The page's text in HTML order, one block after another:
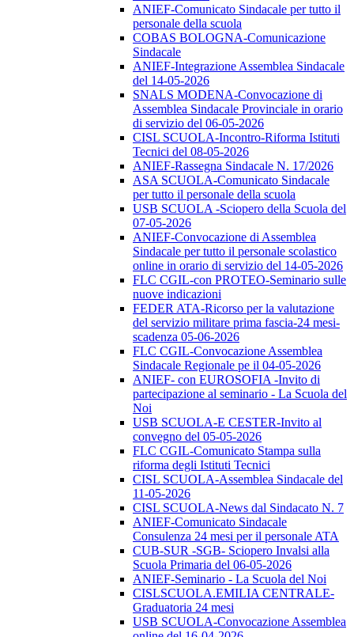
ANIEF-Comunicato Sindacale per tutto il
personale della scuola
COBAS BOLOGNA-Comunicazione
Sindacale
ANIEF-Integrazione Assemblea Sindacale
del 14-05-2026
SNALS MODENA-Convocazione di
Assemblea Sindacale Provinciale in orario
di servizio del 06-05-2026
CISL SCUOLA-Incontro-Riforma Istituti
Tecnici del 08-05-2026
ANIEF-Rassegna Sindacale N. 17/2026
ASA SCUOLA-Comunicato Sindacale
per tutto il personale della scuola
USB SCUOLA -Sciopero della Scuola del
07-05-2026
ANIEF-Convocazione di Assemblea
Sindacale per tutto il personale scolastico
online in orario di servizio del 14-05-2026
FLC CGIL-con PROTEO-Seminario sulle
nuove indicazioni
FEDER ATA-Ricorso per la valutazione
del servizio militare prima fascia-24 mesi-
scadenza 05-06-2026
FLC CGIL-Convocazione Assemblea
Sindacale Regionale pe il 04-05-2026
ANIEF- con EUROSOFIA -Invito di
partecipazione al seminario - La Scuola del
Noi
USB SCUOLA-E CESTER-Invito al
convegno del 05-05-2026
FLC CGIL-Comunicato Stampa sulla
riforma degli Istituti Tecnici
CISL SCUOLA-Assemblea Sindacale del
11-05-2026
CISL SCUOLA-News dal Sindacato N. 7
ANIEF-Comunicato Sindacale
Consulenza 24 mesi per il personale ATA
CUB-SUR -SGB- Sciopero Invalsi alla
Scuola Primaria del 06-05-2026
ANIEF-Seminario - La Scuola del Noi
CISLSCUOLA.EMILIA CENTRALE-
Graduatoria 24 mesi
USB SCUOLA-Convocazione Assemblea